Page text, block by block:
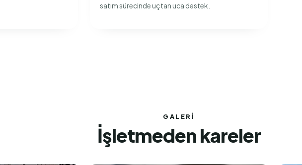
satım sürecinde uçtan uca destek.
GALERI
İşletmeden kareler